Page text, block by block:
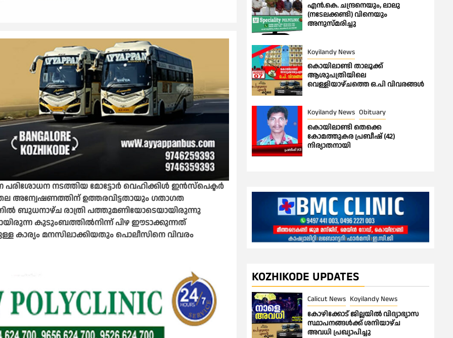
നടത്തിയ മോട്ടോർ വെഹിക്കിൾ ഇൻസ്പെക്ടർ
ഉത്തരവിട്ടതായും ഗതാഗത
ബുധനാഴ്ച രാത്രി പത്തുമണിയോടെയായിരുന്നു
കുടുംബത്തിൽനിന്ന് പിഴ ഈടാക്കുന്നത്
കാര്യം മനസിലാക്കിയതും പൊലീസിനെ വിവരം
എൻ.കെ. ചന്ദ്രനെയും, ലാലു
(നടേലക്കണ്ടി) വിനെയും
അനുസ്മരിച്ചു
Koyilandy News
കൊയിലാണ്ടി താലൂക്ക്
ആശുപത്രിയിലെ
വെള്ളിയാഴ്ചത്തെ ഒ.പി വിവരങ്ങൾ
Koyilandy News Obituary
കൊയിലാണ്ടി തെക്കെ
കോമത്തുകര പ്രബീഷ് (42)
നിര്യാതനായി
KOZHIKODE UPDATES
Calicut News Koyilandy News
കോഴിക്കോട് ജില്ലയിൽ വിദ്യാഭ്യാസ
സ്ഥാപനങ്ങൾക്ക് ശനിയാഴ്ച
അവധി പ്രഖ്യാപിച്ചു